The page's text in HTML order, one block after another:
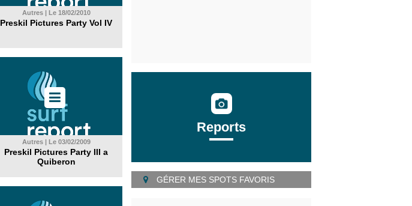
Autres | Le 18/02/2010
Preskil Pictures Party Vol IV
Autres | Le 03/02/2009
Preskil Pictures Party III a
Quiberon
Reports
GÉRER MES SPOTS FAVORIS